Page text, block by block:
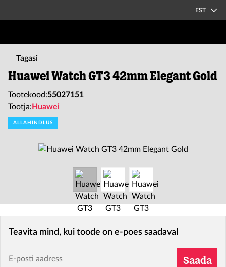
EST
Tagasi
Huawei Watch GT3 42mm Elegant Gold
Tootekood:55027151
Tootja: Huawei
ALLAHINDLUS
Teavita mind, kui toode on e-poes saadaval
E-posti aadress
Saada